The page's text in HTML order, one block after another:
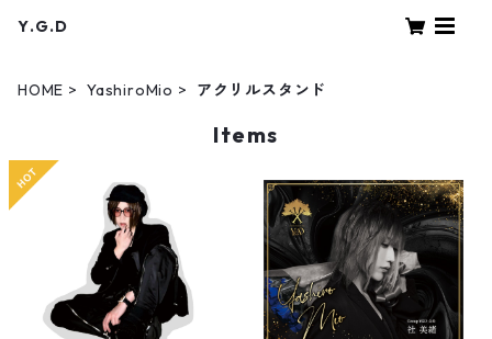
Y.G.D
HOME YashiroMio アクリルスタンド
Items